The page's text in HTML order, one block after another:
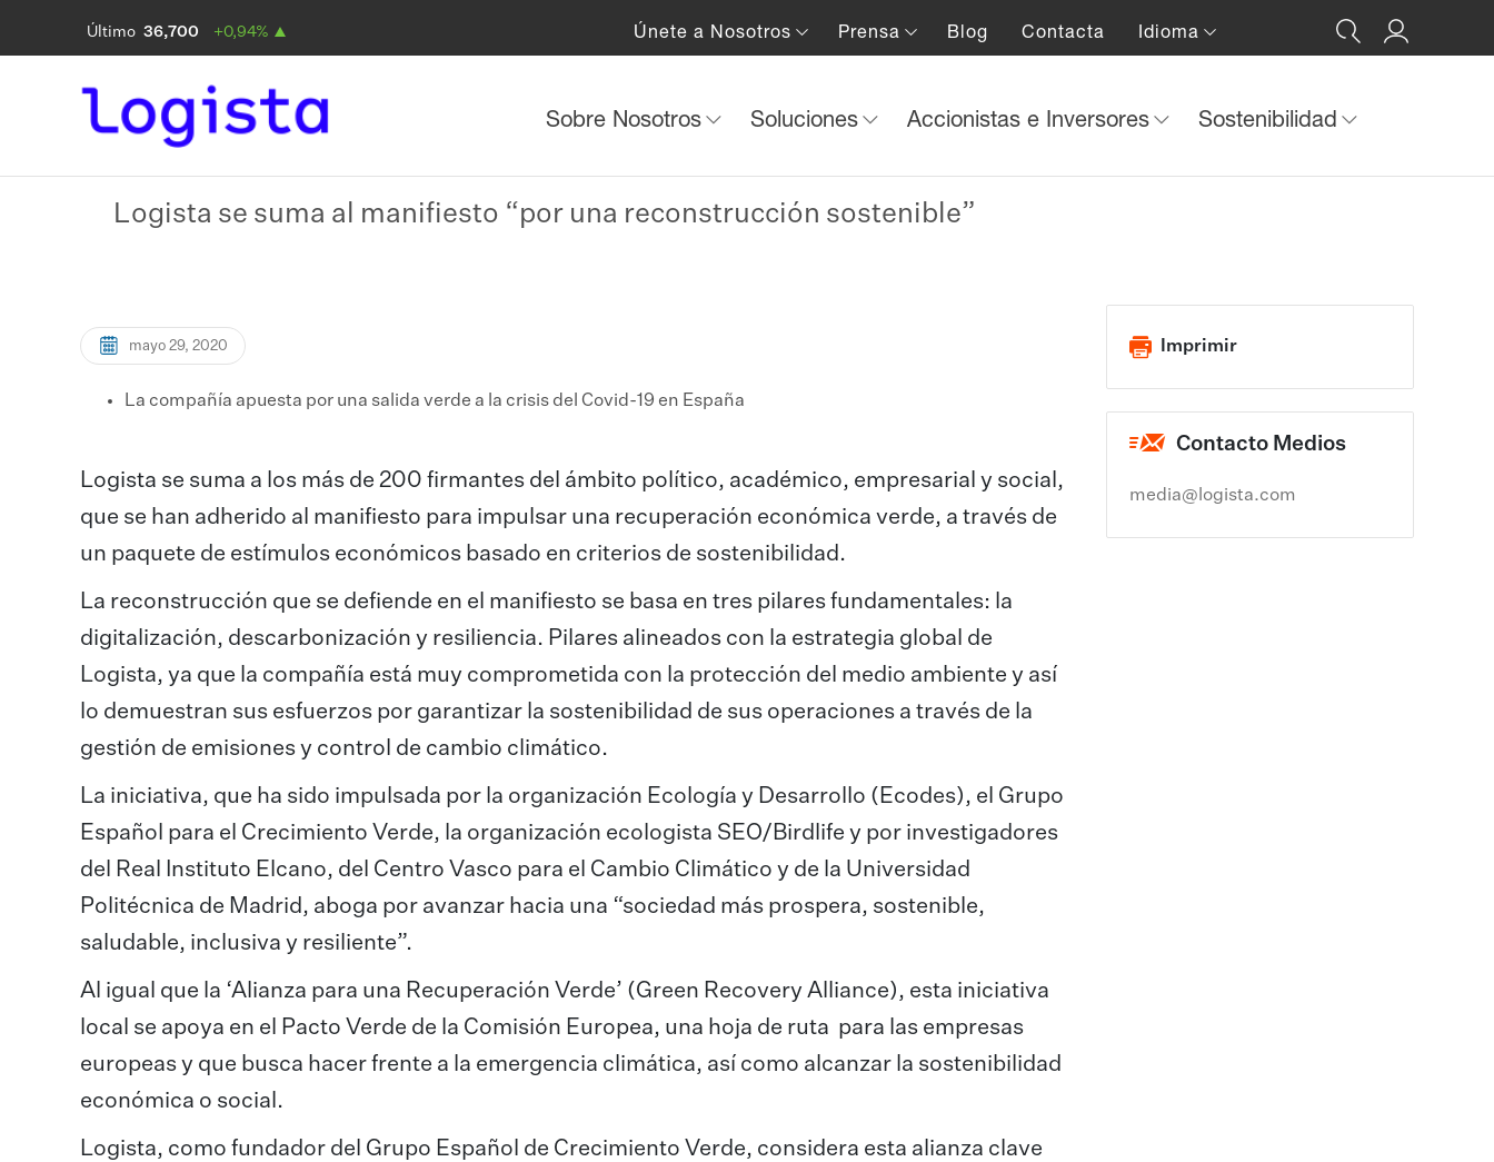
Únete a Nosotros Prensa Blog Contacta Idioma
Sobre Nosotros Soluciones Accionistas e Inversores Sostenibilidad
Logista se suma al manifiesto “por una reconstrucción sostenible”
mayo 29, 2020
La compañía apuesta por una salida verde a la crisis del Covid-19 en España
Logista se suma a los más de 200 firmantes del ámbito político, académico, empresarial y social,
que se han adherido al manifiesto para impulsar una recuperación económica verde, a través de
un paquete de estímulos económicos basado en criterios de sostenibilidad.
La reconstrucción que se defiende en el manifiesto se basa en tres pilares fundamentales: la
digitalización, descarbonización y resiliencia. Pilares alineados con la estrategia global de
Logista, ya que la compañía está muy comprometida con la protección del medio ambiente y así
lo demuestran sus esfuerzos por garantizar la sostenibilidad de sus operaciones a través de la
gestión de emisiones y control de cambio climático.
La iniciativa, que ha sido impulsada por la organización Ecología y Desarrollo (Ecodes), el Grupo
Español para el Crecimiento Verde, la organización ecologista SEO/Birdlife y por investigadores
del Real Instituto Elcano, del Centro Vasco para el Cambio Climático y de la Universidad
Politécnica de Madrid, aboga por avanzar hacia una “sociedad más prospera, sostenible,
saludable, inclusiva y resiliente”.
Al igual que la ‘Alianza para una Recuperación Verde’ (Green Recovery Alliance), esta iniciativa
local se apoya en el Pacto Verde de la Comisión Europea, una hoja de ruta para las empresas
europeas y que busca hacer frente a la emergencia climática, así como alcanzar la sostenibilidad
económica o social.
Logista, como fundador del Grupo Español de Crecimiento Verde, considera esta alianza clave
Imprimir
Contacto Medios
media@logista.com